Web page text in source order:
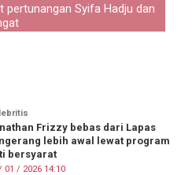
KUIS
Hak Cipta
Syifa Hadju dan
Frizzy bebas dari Lapas
lebih awal lewat program
bersyarat
01 / 2026 14:10